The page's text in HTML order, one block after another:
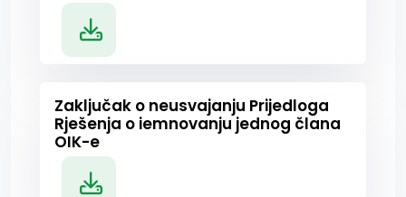
Zaključak o neusvajanju Prijedloga
Rješenja o iemnovanju jednog člana
OIK-e